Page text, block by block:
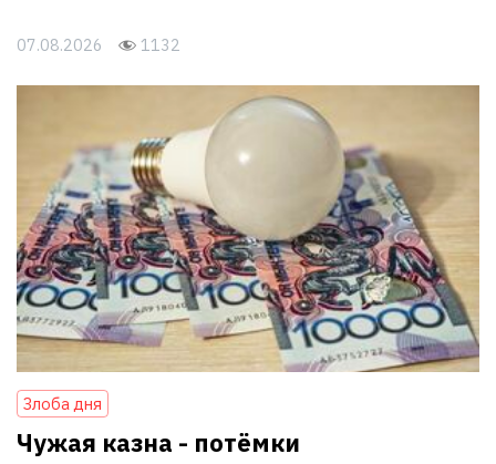
07.08.2026 1132
Злоба дня
Чужая казна - потёмки